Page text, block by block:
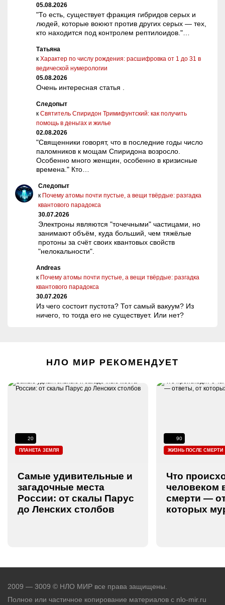
05.08.2026
"То есть, существует фракция гибридов серых и
людей, которые воюют против других серых — тех,
кто находится под контролем рептилоидов."…
Татьяна
кХарактер по числу рождения: расшифровка от 1 до 31 в
ведической нумерологии
05.08.2026
Очень интересная статья .
Следопыт
кСвятитель Спиридон Тримифунтский: как получить
помощь в деньгах и жилье
02.08.2026
"Священники говорят, что в последние годы число
паломников к мощам Спиридона возросло.
Особенно много женщин, особенно в кризисные
времена." Кто…
Следопыт
к Почему атомы почти пустые, а вещи твёрдые: разгадка
квантового парадокса
30.07.2026
Электроны являются "точечными" частицами, но
занимают объём, куда больший, чем тяжёлые
протоны за счёт своих квантовых свойств
"нелокальности".
Andreas
к Почему атомы почти пустые, а вещи твёрдые: разгадка
квантового парадокса
30.07.2026
Из чего состоит пустота? Тот самый вакуум? Из
ничего, то тогда его не существует. Или нет?
НЛО МИР РЕКОМЕНДУЕТ
ПЛАНЕТА ЗЕМЛЯ
20
Самые удивительные и
загадочные места
России: от скалы Парус
до Ленских столбов
ЖИЗНЬ ПОСЛЕ СМЕРТИ
90
Что
человеком
смерти —
которых
2009 — 3009 © НЛО МИР все права защищены.
Полное или частичное копирование материалов с nlo-mir.ru